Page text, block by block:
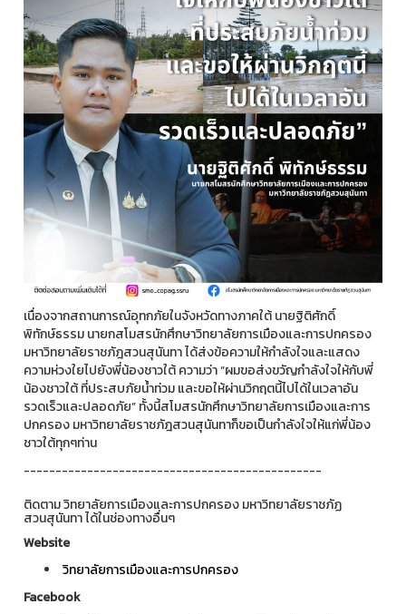
เนื่องจากสถานการณ์อุทกภัยในจังหวัดทางภาคใต้ นายฐิติศักดิ์
พิทักษ์ธรรม นายกสโมสรนักศึกษาวิทยาลัยการเมืองและการปกครอง
มหาวิทยาลัยราชภัฎสวนสุนันทา ได้ส่งข้อความให้กำลังใจและแสดง
ความห่วงใยไปยังพี่น้องชาวใต้ ความว่า “ผมขอส่งขวัญกำลังใจให้กับพี่
น้องชาวใต้ ที่ประสบภัยน้ำท่วม และขอให้ผ่านวิกฤตนี้ไปได้ในเวลาอัน
รวดเร็วและปลอดภัย” ทั้งนี้สโมสรนักศึกษาวิทยาลัยการเมืองและการ
ปกครอง มหาวิทยาลัยราชภัฎสวนสุนันทาก็ขอเป็นกำลังใจให้แก่พี่น้อง
ชาวใต้ทุกๆท่าน
-----------------------------------------------
ติดตาม วิทยาลัยการเมืองและการปกครอง มหาวิทยาลัยราชภัฏ
สวนสุนันทา ได้ในช่องทางอื่นๆ
Website
วิทยาลัยการเมืองและการปกครอง
Facebook